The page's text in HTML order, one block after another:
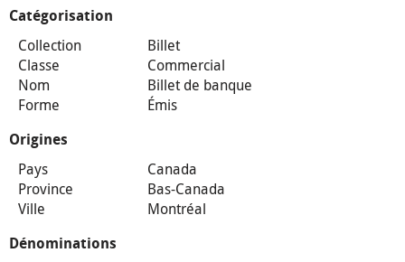
Catégorisation
Collection
Billet
Classe
Commercial
Nom
Billet de banque
Forme
Émis
Origines
Pays
Canada
Province
Bas-Canada
Ville
Montréal
Dénominations